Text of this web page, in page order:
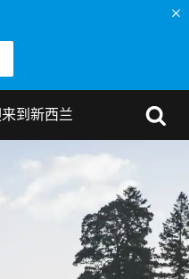
到新西兰